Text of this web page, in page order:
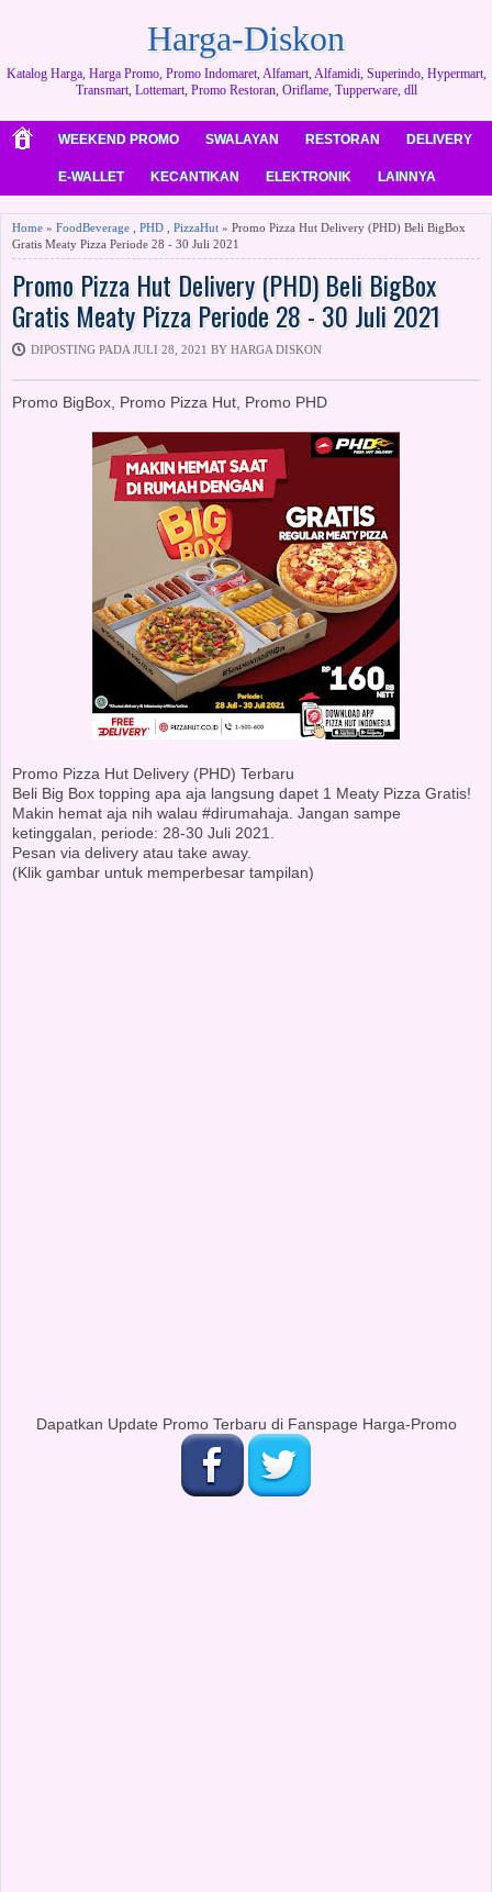
Harga-Diskon
Katalog Harga, Harga Promo, Promo Indomaret, Alfamart, Alfamidi, Superindo, Hypermart,
Transmart, Lottemart, Promo Restoran, Oriflame, Tupperware, dll
WEEKEND PROMO SWALAYAN RESTORAN DELIVERY
E-WALLET KECANTIKAN ELEKTRONIK LAINNYA
Home » FoodBeverage PHD PizzaHut » Promo Pizza Hut Delivery (PHD) Beli BigBox
Gratis Meaty Pizza Periode 28 - 30 Juli 2021
Promo Pizza Hut Delivery (PHD) Beli BigBox
Gratis Meaty Pizza Periode 28 - 30 Juli 2021
DIPOSTING PADA JULI 28, 2021 BY HARGA DISKON
Promo BigBox, Promo Pizza Hut, Promo PHD
Promo Pizza Hut Delivery (PHD) Terbaru
Beli Big Box topping apa aja langsung dapet 1 Meaty Pizza Gratis!
Makin hemat aja nih walau #dirumahaja. Jangan sampe
ketinggalan, periode: 28-30 Juli 2021.
Pesan via delivery atau take away.
(Klik gambar untuk memperbesar tampilan)
Dapatkan Update Promo Terbaru di Fanspage Harga-Promo